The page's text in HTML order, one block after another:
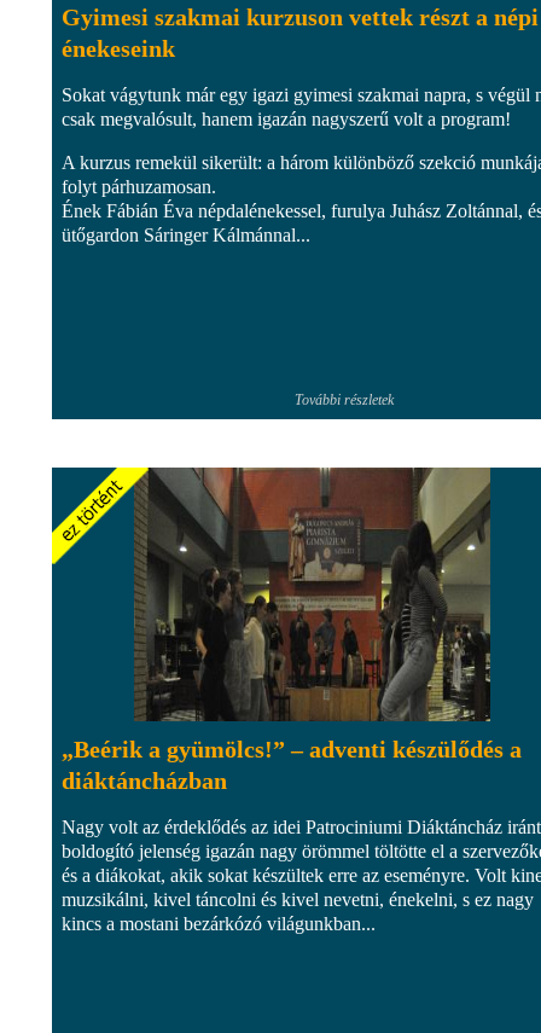
Gyimesi szakmai kurzuson vettek részt a népi
énekeseink
Sokat vágytunk már egy igazi gyimesi szakmai napra, s végül
csak megvalósult, hanem igazán nagyszerű volt a program!
A kurzus remekül sikerült: a három különböző szekció
folyt párhuzamosan.
Ének Fábián Éva népdalénekessel, furulya Juhász Zoltánnal,
ütőgardon Sáringer Kálmánnal...
További részletek
„Beérik a gyümölcs!” – adventi készülődés a
diáktáncházban
Nagy volt az érdeklődés az idei Patrociniumi Diáktáncház
boldogító jelenség igazán nagy örömmel töltötte el a
és a diákokat, akik sokat készültek erre az eseményre. Volt
muzsikálni, kivel táncolni és kivel nevetni, énekelni, s ez nagy
kincs a mostani bezárkózó világunkban...